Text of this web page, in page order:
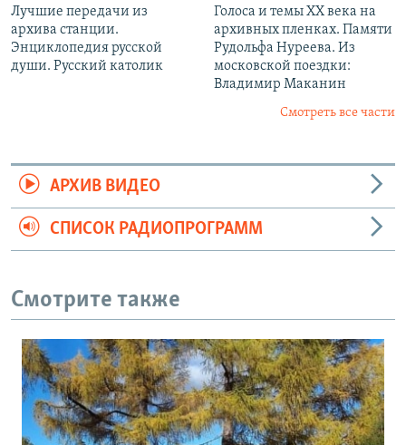
Лучшие передачи из
архива станции.
Энциклопедия русской
души. Русский католик
Голоса и темы XX века на
архивных пленках. Памяти
Рудольфа Нуреева. Из
московской поездки:
Владимир Маканин
Смотреть все части
АРХИВ ВИДЕО
СПИСОК РАДИОПРОГРАММ
Смотрите также